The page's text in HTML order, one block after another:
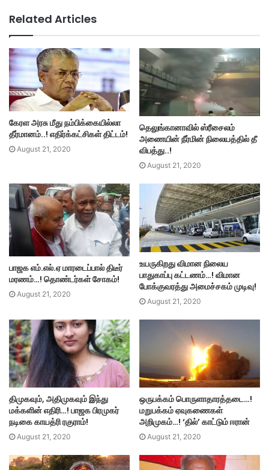
Related Articles
கேரள அரசு மீது நம்பிக்கையில்லா
தீர்மானம்..! எதிர்க்கட்சிகள் திட்டம்!
August 21, 2020
தெலுங்கானாவில் ஸ்ரீசைலம்
அணையின் நீர்மின் நிலையத்தில் தீ
விபத்து..!
August 21, 2020
பாஜக எம்.எல்.ஏ மாரடைப்பால் திடீர்
மரணம்…! தொண்டர்கள் சோகம்!
August 21, 2020
உயருகிறது விமான நிலைய
பாதுகாப்பு கட்டணம்…! விமான
போக்குவரத்து அமைச்சகம் முடிவு!
August 21, 2020
திமுகவும், அதிமுகவும் இந்து
மக்களின் எதிரி…! பாஜக பிரமுகர்
நடிகை காயத்ரி ரகுராம்!
August 21, 2020
ஒருபக்கம் பொருளாதாரத்தடை…!
மறுபக்கம் ஏவுகணைகள்
அறிமுகம்…! ‘தில்’ காட்டும் ஈரான்
August 21, 2020